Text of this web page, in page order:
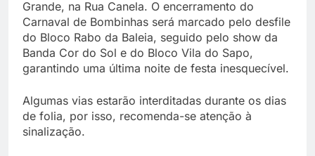
Grande, na Rua Canela. O encerramento do
Carnaval de Bombinhas será marcado pelo desfile
do Bloco Rabo da Baleia, seguido pelo show da
Banda Cor do Sol e do Bloco Vila do Sapo,
garantindo uma última noite de festa inesquecível.
Algumas vias estarão interditadas durante os dias
de folia, por isso, recomenda-se atenção à
sinalização.